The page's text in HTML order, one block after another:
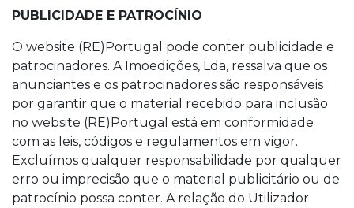
PUBLICIDADE E PATROCÍNIO
O website (RE)Portugal pode conter publicidade e
patrocinadores. A Imoedições, Lda, ressalva que os
anunciantes e os patrocinadores são responsáveis
por garantir que o material recebido para inclusão
no website (RE)Portugal está em conformidade
com as leis, códigos e regulamentos em vigor.
Excluímos qualquer responsabilidade por qualquer
erro ou imprecisão que o material publicitário ou de
patrocínio possa conter. A relação do Utilizador